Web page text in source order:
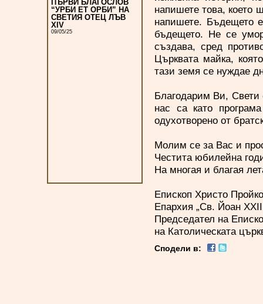
ПЪРВИ БЛАГОСЛОВ
“УРБИ ЕТ ОРБИ” НА
СВЕТИЯ ОТЕЦ ЛЪВ
XIV
09/05/25
напишете това, което
напишете. Бъдещето
бъдещето. Не се
създава, сред
Църквата майка,
тази земя се нуждае
Благодарим Ви, Свети
нас са като
одухотворено от
Молим се за Вас и
Честита юбилейна
На многая и благая
Епископ Христо
Епархия „Св. Йоан
Председател на
на Католическата
Сподели в: